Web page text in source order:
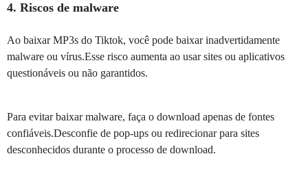
4. Riscos de malware
Ao baixar MP3s do Tiktok, você pode baixar inadvertidamente
malware ou vírus.Esse risco aumenta ao usar sites ou aplicativos
questionáveis ou não garantidos.
Para evitar baixar malware, faça o download apenas de fontes
confiáveis.Desconfie de pop-ups ou redirecionar para sites
desconhecidos durante o processo de download.